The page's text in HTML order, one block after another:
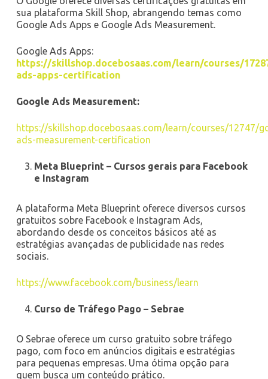
sua plataforma Skill Shop, abrangendo temas como
Google Ads Apps e Google Ads Measurement.
Google Ads Apps:
https://skillshop.docebosaas.com/learn/courses/
ads-apps-certification
Google Ads Measurement:
https://skillshop.docebosaas.com/learn/courses/12747/
ads-measurement-certification
Meta Blueprint – Cursos gerais para Facebook
e Instagram
A plataforma Meta Blueprint oferece diversos cursos
gratuitos sobre Facebook e Instagram Ads,
abordando desde os conceitos básicos até as
estratégias avançadas de publicidade nas redes
sociais.
https://www.facebook.com/business/learn
Curso de Tráfego Pago – Sebrae
O Sebrae oferece um curso gratuito sobre tráfego
pago, com foco em anúncios digitais e estratégias
para pequenas empresas. Uma ótima opção para
quem busca um conteúdo prático.